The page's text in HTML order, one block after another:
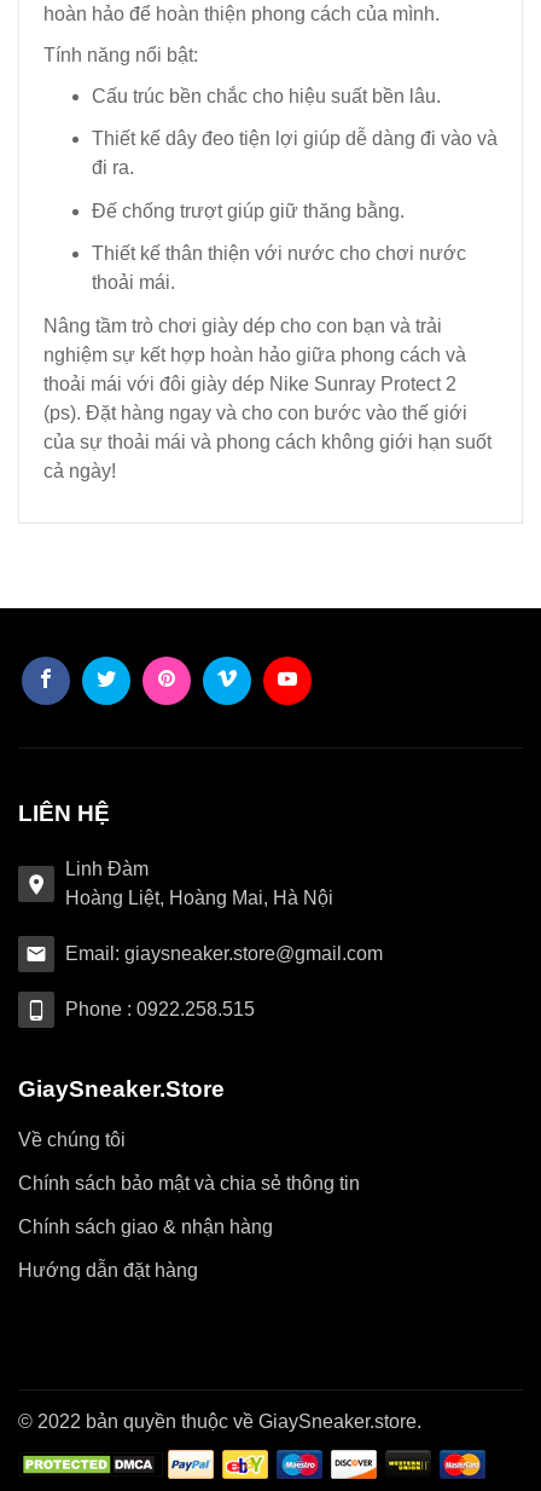
hoàn hảo để hoàn thiện phong cách của mình.
Tính năng nổi bật:
Cấu trúc bền chắc cho hiệu suất bền lâu.
Thiết kế dây đeo tiện lợi giúp dễ dàng đi vào và
đi ra.
Đế chống trượt giúp giữ thăng bằng.
Thiết kế thân thiện với nước cho chơi nước
thoải mái.
Nâng tầm trò chơi giày dép cho con bạn và trải
nghiệm sự kết hợp hoàn hảo giữa phong cách và
thoải mái với đôi giày dép Nike Sunray Protect 2
(ps). Đặt hàng ngay và cho con bước vào thế giới
của sự thoải mái và phong cách không giới hạn suốt
cả ngày!
LIÊN HỆ
Linh Đàm
Hoàng Liệt, Hoàng Mai, Hà Nội
Email: giaysneaker.store@gmail.com
Phone : 0922.258.515
GiaySneaker.Store
Về chúng tôi
Chính sách bảo mật và chia sẻ thông tin
Chính sách giao & nhận hàng
Hướng dẫn đặt hàng
© 2022 bản quyền thuộc về GiaySneaker.store.